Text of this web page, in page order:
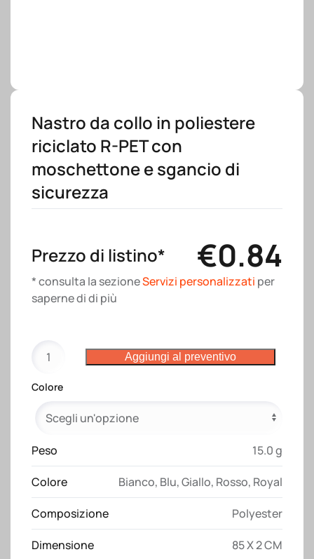
Nastro da collo in poliestere
riciclato R-PET con
moschettone e sgancio di
sicurezza
Prezzo di listino* €0.84
* consulta la sezioneServizi personalizzati per
saperne di di più
collo
poliestere
R-
PET
con
moschettone
e
sgancio
di
Aggiungi al preventivo
Colore
Peso 15.0 g
Colore Bianco, Blu,Giallo, Rosso, Royal
Composizione Polyester
Dimensione 85 X 2 CM